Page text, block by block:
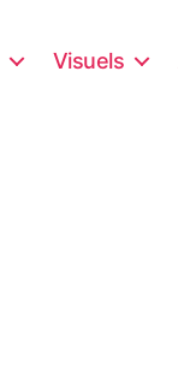
Visuels